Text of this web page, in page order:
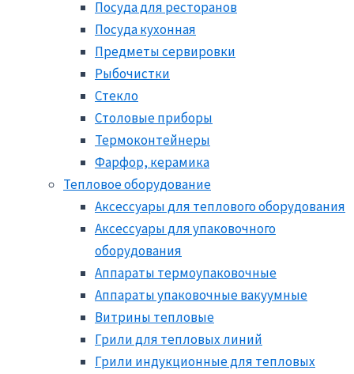
Посуда для ресторанов
Посуда кухонная
Предметы сервировки
Рыбочистки
Стекло
Столовые приборы
Термоконтейнеры
Фарфор, керамика
Тепловое оборудование
Аксессуары для теплового оборудования
Аксессуары для упаковочного
оборудования
Аппараты термоупаковочные
Аппараты упаковочные вакуумные
Витрины тепловые
Грили для тепловых линий
Грили индукционные для тепловых